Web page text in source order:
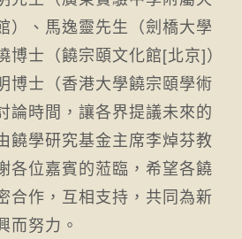
）、馬逸靈先生（劍橋大學
士（饒宗頤文化館[北京]）
博士（香港大學饒宗頤學術
論時間，讓各界提議未來的
饒學研究基金主席李焯芬教
各位嘉賓的蒞臨，希望各饒
合作，互相支持，共同為新
而努力。